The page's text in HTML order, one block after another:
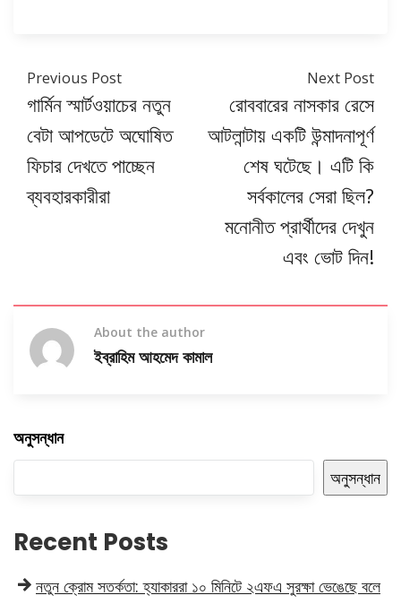
Previous Post
গার্মিন স্মার্টওয়াচের নতুন
বেটা আপডেটে অঘোষিত
ফিচার দেখতে পাচ্ছেন
ব্যবহারকারীরা
Next Post
রোববারের নাসকার রেসে
আটলান্টায় একটি উন্মাদনাপূর্ণ
শেষ ঘটেছে। এটি কি
সর্বকালের সেরা ছিল?
মনোনীত প্রার্থীদের দেখুন
এবং ভোট দিন!
About the author
ইব্রাহিম আহমেদ কামাল
অনুসন্ধান
অনুসন্ধান
Recent Posts
নতুন ক্রোম সতর্কতা: হ্যাকাররা ১০ মিনিটে ২এফএ সুরক্ষা ভেঙেছে বলে